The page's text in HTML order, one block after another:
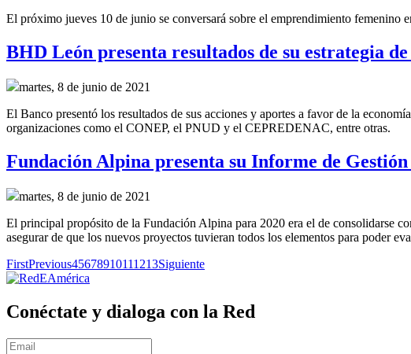
El próximo jueves 10 de junio se conversará sobre el emprendimiento femenino
BHD León presenta resultados de su estrategia
martes, 8 de junio de 2021
El Banco presentó los resultados de sus acciones y aportes a favor de la
organizaciones como el CONEP, el PNUD y el CEPREDENAC, entre otras.
Fundación Alpina presenta su Informe de Gestión
martes, 8 de junio de 2021
El principal propósito de la Fundación Alpina para 2020 era el de consolidarse
asegurar de que los nuevos proyectos tuvieran todos los elementos para poder
FirstPrevious45678910111213Siguiente
Conéctate y dialoga con la Red